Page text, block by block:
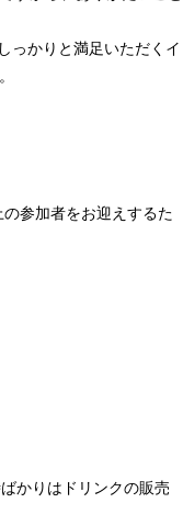
っかりと満足いただくイ
参加者をお迎えするた
かりはドリンクの販売